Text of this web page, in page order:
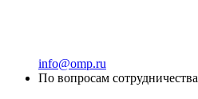
info@omp.ru
По вопросам сотрудничества